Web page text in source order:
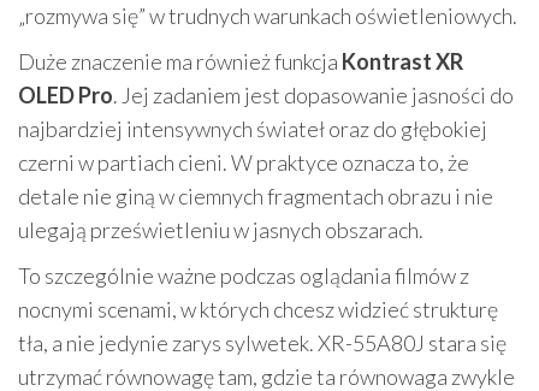
„rozmywa się” w trudnych warunkach oświetleniowych.
Duże znaczenie ma również funkcja Kontrast XR
OLED Pro. Jej zadaniem jest dopasowanie jasności do
najbardziej intensywnych świateł oraz do głębokiej
czerni w partiach cieni. W praktyce oznacza to, że
detale nie giną w ciemnych fragmentach obrazu i nie
ulegają prześwietleniu w jasnych obszarach.
To szczególnie ważne podczas oglądania filmów z
nocnymi scenami, w których chcesz widzieć strukturę
tła, a nie jedynie zarys sylwetek. XR-55A80J stara się
utrzymać równowagę tam, gdzie ta równowaga zwykle